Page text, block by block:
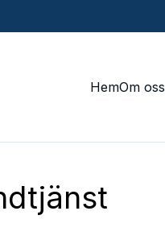
HemOm oss